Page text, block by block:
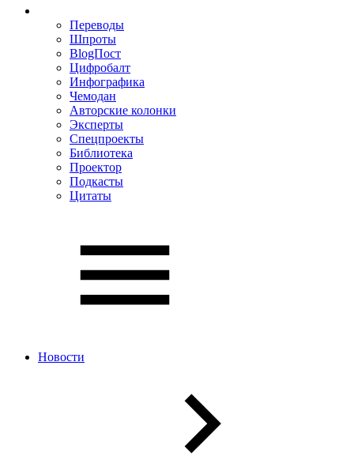
Переводы
Шпроты
BlogПост
Цифробалт
Инфографика
Чемодан
Авторские колонки
Эксперты
Спецпроекты
Библиотека
Проектор
Подкасты
Цитаты
Новости